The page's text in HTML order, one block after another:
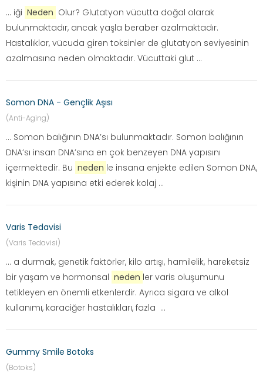
... iği Neden Olur? Glutatyon vücutta doğal olarak
bulunmaktadır, ancak yaşla beraber azalmaktadır.
Hastalıklar, vücuda giren toksinler de glutatyon seviyesinin
azalmasına neden olmaktadır. Vücuttaki glut ...
Somon DNA - Gençlik Aşısı
(Anti-Aging)
... Somon balığının DNA’sı bulunmaktadır. Somon balığının
DNA’sı insan DNA’sına en çok benzeyen DNA yapısını
içermektedir. Bu neden le insana enjekte edilen Somon DNA,
kişinin DNA yapısına etki ederek kolaj ...
Varis Tedavisi
(Varis Tedavisi)
... a durmak, genetik faktörler, kilo artışı, hamilelik, hareketsiz
bir yaşam ve hormonsal neden ler varis oluşumunu
tetikleyen en önemli etkenlerdir. Ayrıca sigara ve alkol
kullanımı, karaciğer hastalıkları, fazla ...
Gummy Smile Botoks
(Botoks)